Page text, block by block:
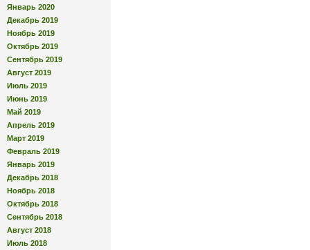
Январь 2020
Декабрь 2019
Ноябрь 2019
Октябрь 2019
Сентябрь 2019
Август 2019
Июль 2019
Июнь 2019
Май 2019
Апрель 2019
Март 2019
Февраль 2019
Январь 2019
Декабрь 2018
Ноябрь 2018
Октябрь 2018
Сентябрь 2018
Август 2018
Июль 2018